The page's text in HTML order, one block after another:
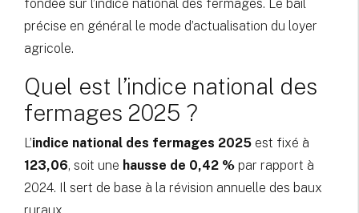
fondée sur l’indice national des fermages. Le bail
précise en général le mode d’actualisation du loyer
agricole.
Quel est l’indice national des
fermages 2025 ?
L’indice national des fermages 2025 est fixé à
123,06, soit une hausse de 0,42 % par rapport à
2024. Il sert de base à la révision annuelle des baux